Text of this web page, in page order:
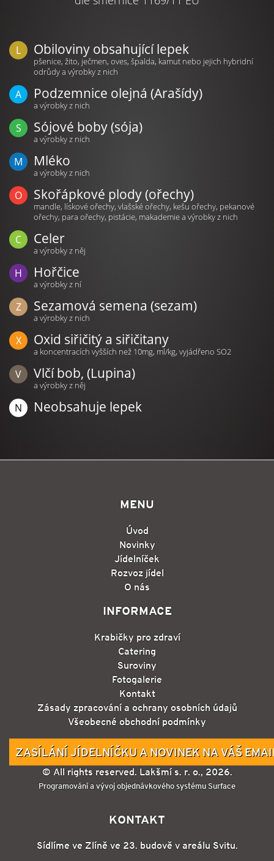
Obiloviny obsahující lepek
pšenice, žito, ječmen, oves, špalda, kamut nebo jejich hybridní
odrůdy a výrobky z nich
Podzemnice olejná (Arašídy)
a výrobky z nich
Sójové boby (sója)
a výrobky z nich
Mléko
a výrobky z nich
Skořápkové plody (ořechy)
mandle, lískové ořechy, vlašské ořechy, kešu ořechy, pekanové
ořechy, para ořechy, pistácie, makademie a výrobky z nich
Celer
a výrobky z něj
Hořčice
a výrobky z ní
Sezamová semena (sezam)
a výrobky z nich
Oxid siřičitý a siřičitany
a koncentracích vyšších než 10mg, ml/kg, vyjádřeno SO2
Vlčí bob, (Lupina)
a výrobky z něj
Neobsahuje lepek
MENU
Úvod
Novinky
Jídelníček
Rozvoz jídel
O nás
INFORMACE
Krabičky pro zdraví
Catering
Suroviny
Fotogalerie
Kontakt
Zásady zpracování a ochrany osobních údajů
Všeobecné obchodní podmínky
ZASÍLÁNÍ JÍDELNÍČKU A NOVINEK NA VÁŠ
© All rights reserved. Lakšmí s. r. o., 2026.
Programování a vývoj objednávkového systému Surface
KONTAKT
Sídlíme ve Zlíně ve 23. budově v areálu Svitu.